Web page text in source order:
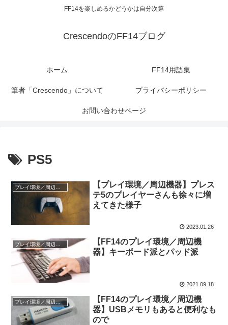
FF14を楽しめるかどうかは自分次第
CrescendoのFF14ブログ
ホーム FF14用語集
筆者「Crescendo」について プライバシーポリシー
お問い合わせページ
PS5
【プレイ環境／周辺機器】プレス
テ5のプレイヤーさんも徐々に増
えてきた様子
2023.01.26
プレイ環境／周辺機器
【FF14のプレイ環境／周辺機
器】キーボード派とパッド派
2021.09.18
プレイ環境／周辺機器
【FF14のプレイ環境／周辺機
器】USBメモリもあると便利なも
ので